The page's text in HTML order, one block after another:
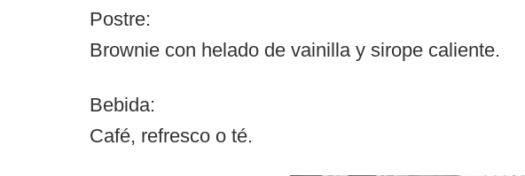
Postre:
Brownie con helado de vainilla y sirope caliente.
Bebida:
Café, refresco o té.